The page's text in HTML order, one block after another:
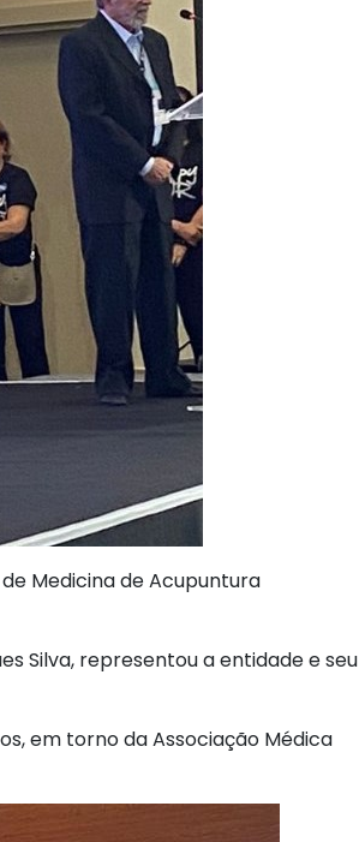
Medicina de Acupuntura
Silva, representou a entidade e seu
em torno da Associação Médica